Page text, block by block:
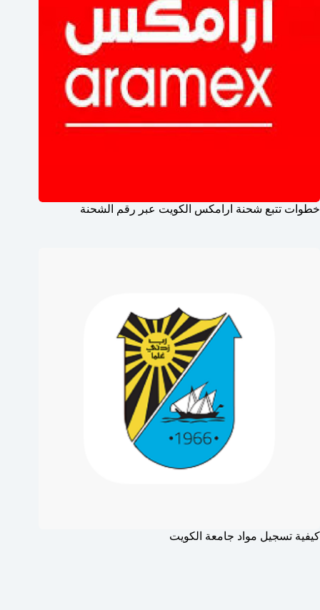
خطوات تتبع شحنة ارامكس الكويت عبر رقم الشحنة
كيفية تسجيل مواد جامعة الكويت